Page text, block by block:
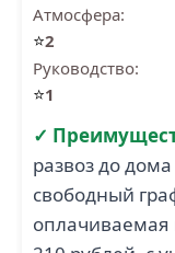
Атмосфера:
⭐2
Руководство:
⭐1
✓
развоз до
свободный
оплачиваемая